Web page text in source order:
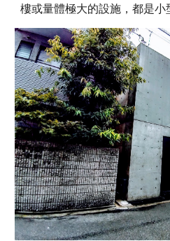
樓或量體極大的設施，都是小